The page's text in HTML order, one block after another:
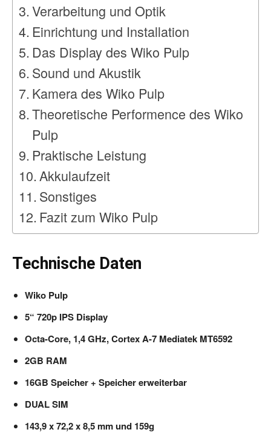
Verarbeitung und Optik
Einrichtung und Installation
Das Display des Wiko Pulp
Sound und Akustik
Kamera des Wiko Pulp
Theoretische Performence des Wiko
Pulp
Praktische Leistung
Akkulaufzeit
Sonstiges
Fazit zum Wiko Pulp
Technische Daten
Wiko Pulp
5“ 720p IPS Display
Octa-Core, 1,4 GHz, Cortex A-7 Mediatek MT6592
2GB RAM
16GB Speicher + Speicher erweiterbar
DUAL SIM
143,9 x 72,2 x 8,5 mm und 159g